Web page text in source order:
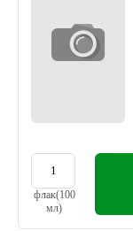
флак(100
мл)